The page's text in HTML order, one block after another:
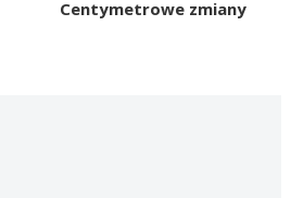
Centymetrowe zmiany